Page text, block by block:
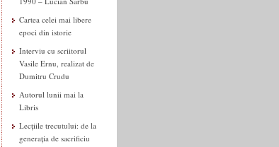
Cartea celei mai libere
epoci din istorie
Interviu cu scriitorul
Vasile Ernu, realizat de
Dumitru Crudu
Autorul lunii mai la
Libris
Lecțiile trecutului: de la
generația de sacrificiu